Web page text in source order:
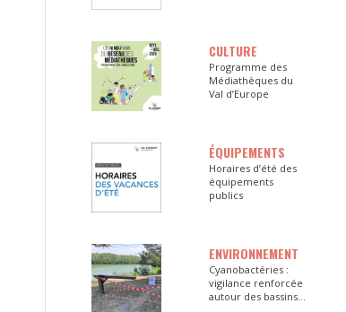
CULTURE
Programme des
Médiathèques du
Val d’Europe
ÉQUIPEMENTS
Horaires d’été des
équipements
publics
ENVIRONNEMENT
Cyanobactéries :
vigilance renforcée
autour des bassins